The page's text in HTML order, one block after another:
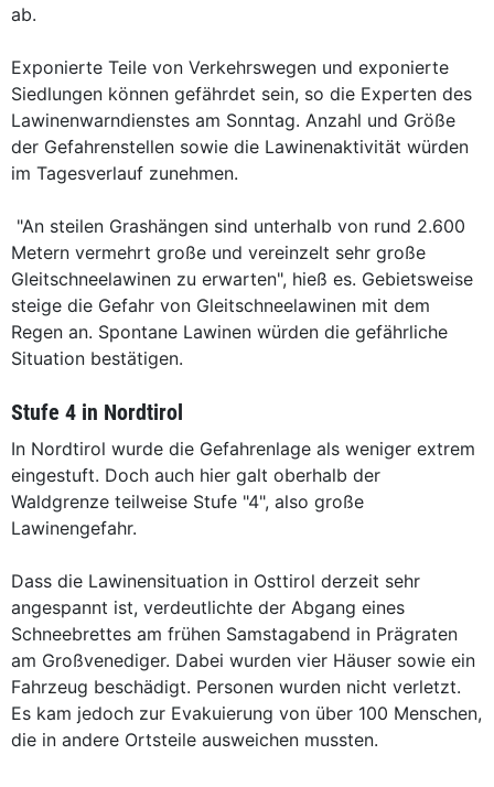
ab.
Exponierte Teile von Verkehrswegen und exponierte
Siedlungen können gefährdet sein, so die Experten des
Lawinenwarndienstes am Sonntag. Anzahl und Größe
der Gefahrenstellen sowie die Lawinenaktivität würden
im Tagesverlauf zunehmen.
"An steilen Grashängen sind unterhalb von rund 2.600
Metern vermehrt große und vereinzelt sehr große
Gleitschneelawinen zu erwarten", hieß es. Gebietsweise
steige die Gefahr von Gleitschneelawinen mit dem
Regen an. Spontane Lawinen würden die gefährliche
Situation bestätigen.
Stufe 4 in Nordtirol
In Nordtirol wurde die Gefahrenlage als weniger extrem
eingestuft. Doch auch hier galt oberhalb der
Waldgrenze teilweise Stufe "4", also große
Lawinengefahr.
Dass die Lawinensituation in Osttirol derzeit sehr
angespannt ist, verdeutlichte der Abgang eines
Schneebrettes am frühen Samstagabend in Prägraten
am Großvenediger. Dabei wurden vier Häuser sowie ein
Fahrzeug beschädigt. Personen wurden nicht verletzt.
Es kam jedoch zur Evakuierung von über 100 Menschen,
die in andere Ortsteile ausweichen mussten.